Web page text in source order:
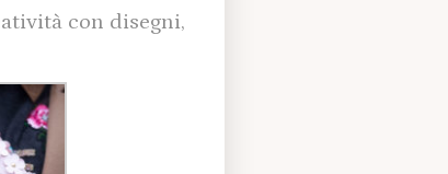
con disegni,